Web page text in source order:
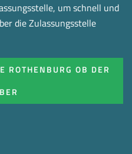
um schnell und
die Zulassungsstelle
ROTHENBURG OB DER